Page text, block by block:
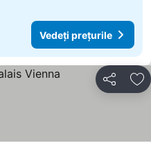
Vedeți prețurile
Distribuiți